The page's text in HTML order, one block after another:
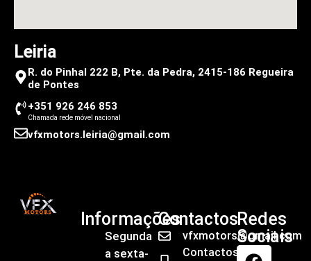
Leiria
R. do Pinhal 222 B, Pte. da Pedra, 2415-186 Regueira
de Pontes
+351 926 246 853
Chamada rede móvel nacional
vfxmotors.leiria@gmail.com
Informações
Segunda
a sexta-
Contactos
vfxmotors@gmail.com
Contactos
Redes
Sociais